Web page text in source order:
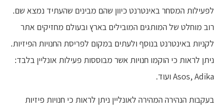
לפעילות המסחר באינטרנט כיוון שהם מבינים שהעתיד נמצא שם.
רוב מוחלט של המותגים המובילים בארץ ובעולם מחזיקים אתר
לקניות באינטרנט בנוסף ולעתים במקום לפריסת החנויות הפיזיות.
ניתן לראות כי הוקמו חנויות אשר מבוססות פעילות אונליין בלבד:
Asos, Adika ועוד.
בעקבות הנהירה המהירה לאונליין ניתן לראות כי חנויות פיזיות